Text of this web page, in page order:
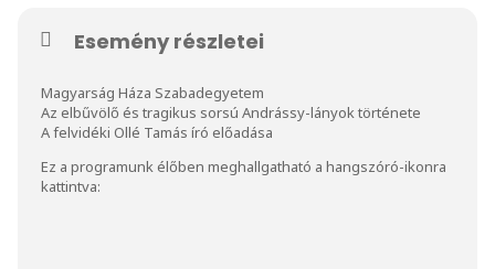
Esemény részletei
Magyarság Háza Szabadegyetem
Az elbűvölő és tragikus sorsú Andrássy-lányok története
A felvidéki Ollé Tamás író előadása
Ez a programunk élőben meghallgatható a hangszóró-ikonra
kattintva: